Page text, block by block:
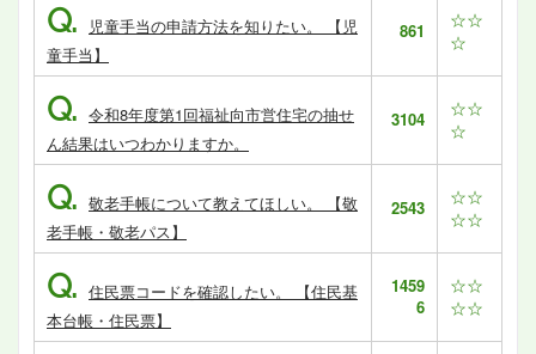
Q.
児童手当の申請方法を知りたい。 【児
童手当】
861
☆☆
☆
Q. 令和8年度第1回福祉向市営住宅の抽せ
ん結果はいつわかりますか。
3104
☆☆
☆
Q. 敬老手帳について教えてほしい。 【敬
老手帳・敬老パス】
2543
☆☆
☆☆
Q. 住民票コードを確認したい。 【住民基
本台帳・住民票】
1459
6
☆☆
☆☆